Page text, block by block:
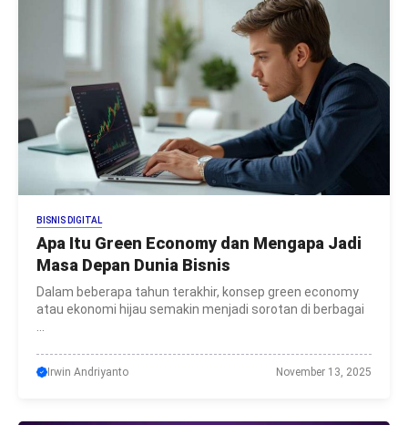
BISNIS DIGITAL
Apa Itu Green Economy dan Mengapa Jadi
Masa Depan Dunia Bisnis
Dalam beberapa tahun terakhir, konsep green economy
atau ekonomi hijau semakin menjadi sorotan di berbagai
...
Irwin Andriyanto November 13, 2025